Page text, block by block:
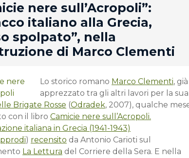
nere sull’Acropoli”:
italiano alla Grecia,
spolpato”, nella
di Marco Clementi
Lo storico romano Marco Clementi, già
apprezzato tra gli altri lavori per la sua
Brigate Rosse (Odradek, 2007), qualche
con il libro Camicie nere sull’Acropoli.
italiana in Grecia (1941-1943)
) recensito da Antonio Carioti sul
La Lettura del Corriere della Sera. E nella